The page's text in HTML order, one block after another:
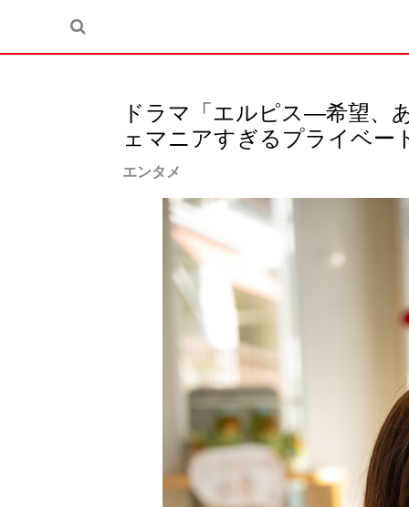
ドラマ「エルピス―希望、
ェマニアすぎるプライベー
エンタメ